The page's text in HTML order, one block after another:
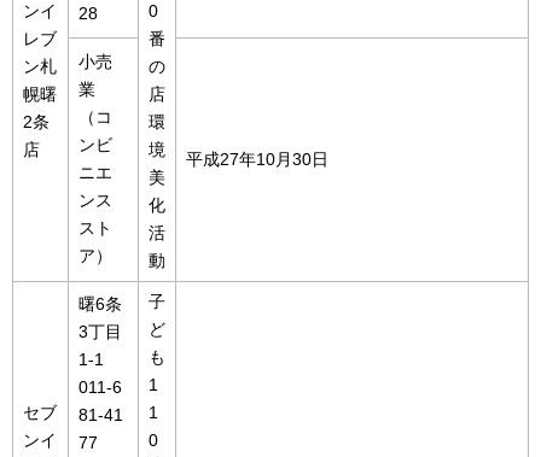
ンイ
レブ
ン札
幌曙
2条
店
28
0
番
の
店
環
境
美
化
活
動
小売
業
（コ
ンビ
ニエ
ンス
スト
ア）
平成27年10月30日
セブ
ンイ
曙6条
3丁目
1-1
011-6
81-41
77
子
ど
も
1
1
0